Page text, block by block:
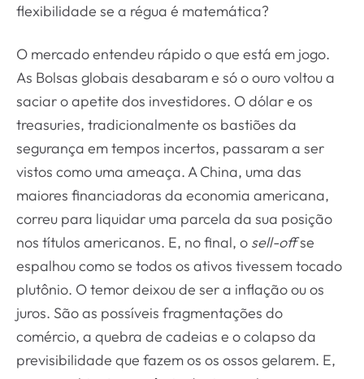
flexibilidade se a régua é matemática?
O mercado entendeu rápido o que está em jogo.
As Bolsas globais desabaram e só o ouro voltou a
saciar o apetite dos investidores. O dólar e os
treasuries, tradicionalmente os bastiões da
segurança em tempos incertos, passaram a ser
vistos como uma ameaça. A China, uma das
maiores financiadoras da economia americana,
correu para liquidar uma parcela da sua posição
nos títulos americanos. E, no final, o sell-offse
espalhou como se todos os ativos tivessem tocado
plutônio. O temor deixou de ser a inflação ou os
juros. São as possíveis fragmentações do
comércio, a quebra de cadeias e o colapso da
previsibilidade que fazem os os ossos gelarem. E,